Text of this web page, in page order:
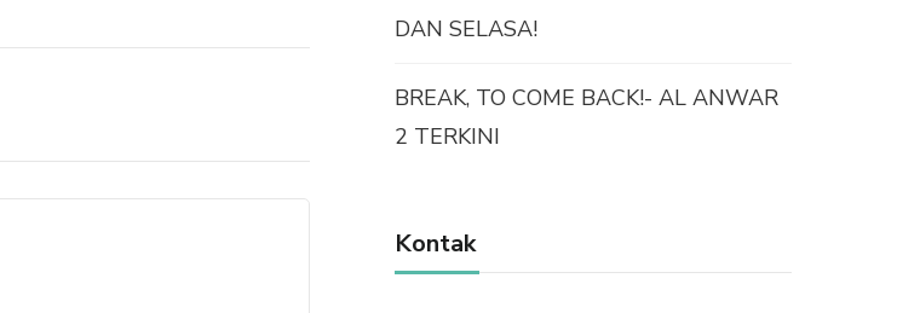
DAN SELASA!
BREAK, TO COME BACK!- AL ANWAR
2 TERKINI
Kontak